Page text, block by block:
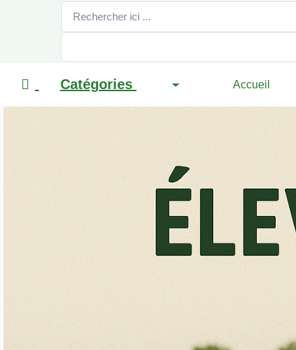
Catégories Accueil